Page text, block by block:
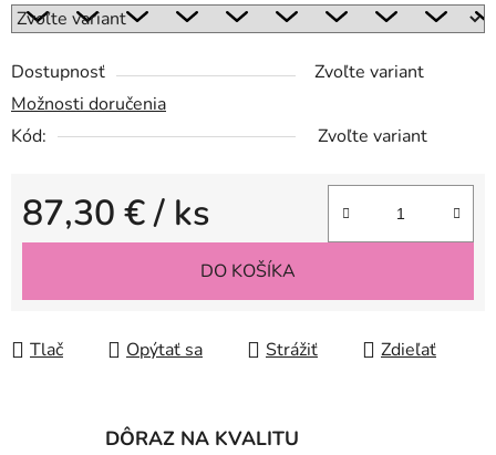
Dostupnosť
Zvoľte variant
Možnosti doručenia
Kód:
Zvoľte variant
87,30 €/ ks
Jednotková cena:
DO KOŠÍKA
Tlač Opýtať sa Strážiť Zdieľať
DÔRAZ NA KVALITU